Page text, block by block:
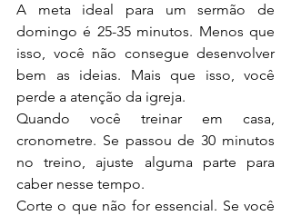
A meta ideal para um sermão de
domingo é 25-35 minutos. Menos que
isso, você não consegue desenvolver
bem as ideias. Mais que isso, você
perde a atenção da igreja.
Quando você treinar em casa,
cronometre. Se passou de 30 minutos
no treino, ajuste alguma parte para
caber nesse tempo.
Corte o que não for essencial. Se você